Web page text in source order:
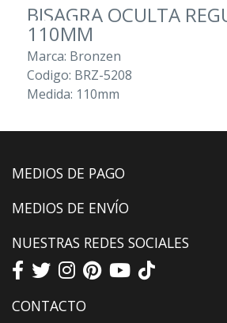
BISAGRA OCULTA
110MM
Marca: Bronzen
Codigo: BRZ-5208
Medida: 110mm
MEDIOS DE PAGO
MEDIOS DE ENVÍO
NUESTRAS REDES SOCIALES
CONTACTO